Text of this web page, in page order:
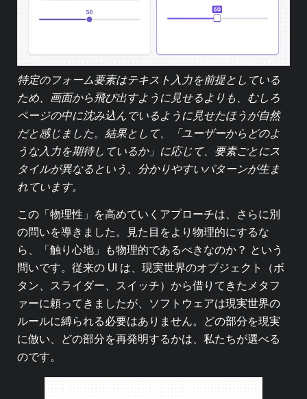
特定のフォーム要素はテキスト入力を前提としている
ため、画面から飛び出すように見せるよりも、むしろ
ページの中に沈み込んでいるように見せたほうが自然
だと感じました。結果として、「ユーザーからどのよ
うな入力を期待しているか」に応じて、要素ごとにス
タイルが異なるという、分かりやすいパターンが生ま
れています。
この「物理性」を高めていくアプローチは、さらに別
の問いを導きました。見た目をより物理的にするな
ら、「触り心地」も物理的であるべきなのか？ という
問いです。従来の UI は、現実世界のオブジェクト（ボ
タン、スライダー、スイッチ）から借りてきたメタフ
ァーに頼ってきましたが、ソフトウェアは現実世界の
ルールに縛られる必要はありません。どの部分を現実
に倣い、どの部分を再発明するかは、私たちが選べる
のです。